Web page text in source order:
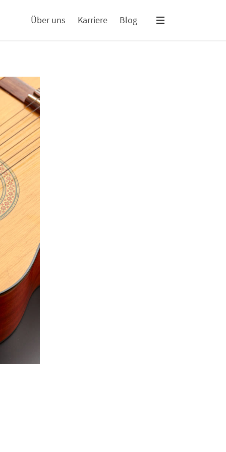
Über uns Karriere Blog